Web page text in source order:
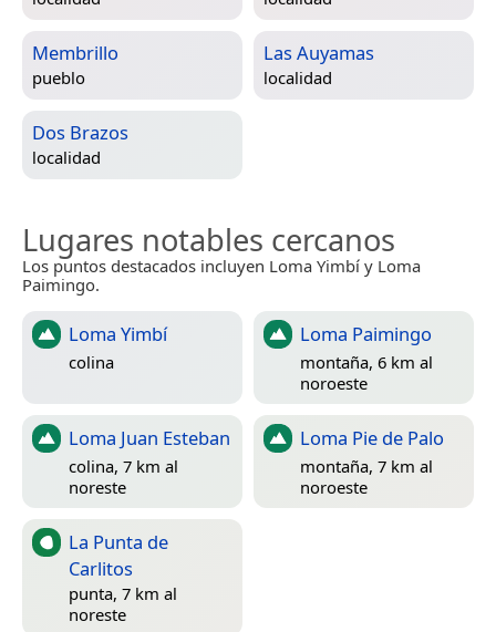
Membrillo
pueblo
Las Auyamas
localidad
Dos Brazos
localidad
Lugares notables cercanos
Los puntos destacados incluyen Loma Yimbí y Loma
Paimingo.
Loma Yimbí
colina
Loma Paimingo
montaña, 6 km al
noroeste
Loma Juan Esteban
colina, 7 km al
noreste
Loma Pie de Palo
montaña, 7 km al
noroeste
La Punta de
Carlitos
punta, 7 km al
noreste